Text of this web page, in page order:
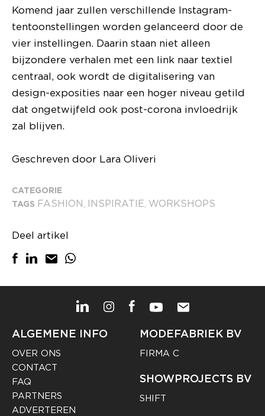
Komend jaar zullen verschillende Instagram-
tentoonstellingen worden gelanceerd door de
vier instellingen. Daarin staan niet alleen
bijzondere verhalen met een link naar textiel
centraal, ook wordt de digitalisering van
design-exposities naar een hoger niveau getild
dat ongetwijfeld ook post-corona invloedrijk
zal blijven.
Geschreven door Lara Oliveri
CATEGORIE
TAGS FASHION INSPIRATIE WORKSHOPS
Deel artikel
ALGEMENE INFO
OVER ONS
CONTACT
FAQ
PARTNERS
ADVERTEREN
MODEFABRIEK BV
FIRMA C
SHOWPROJECTS BV
SHIFT